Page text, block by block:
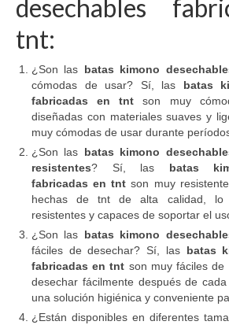
desechables
tnt:
¿Son las batas kimono
cómodas de usar? Sí, las batas
fabricadas en tnt son muy
diseñadas con materiales suaves y
muy cómodas de usar durante
¿Son las batas kimono
resistentes? Sí, las batas
fabricadas en tnt son muy
hechas de tnt de alta calidad,
resistentes y capaces de soportar el
¿Son las batas kimono
fáciles de desechar? Sí, las batas
fabricadas en tnt son muy fáciles de
desechar fácilmente después de
una solución higiénica y conveniente
¿Están disponibles en diferentes